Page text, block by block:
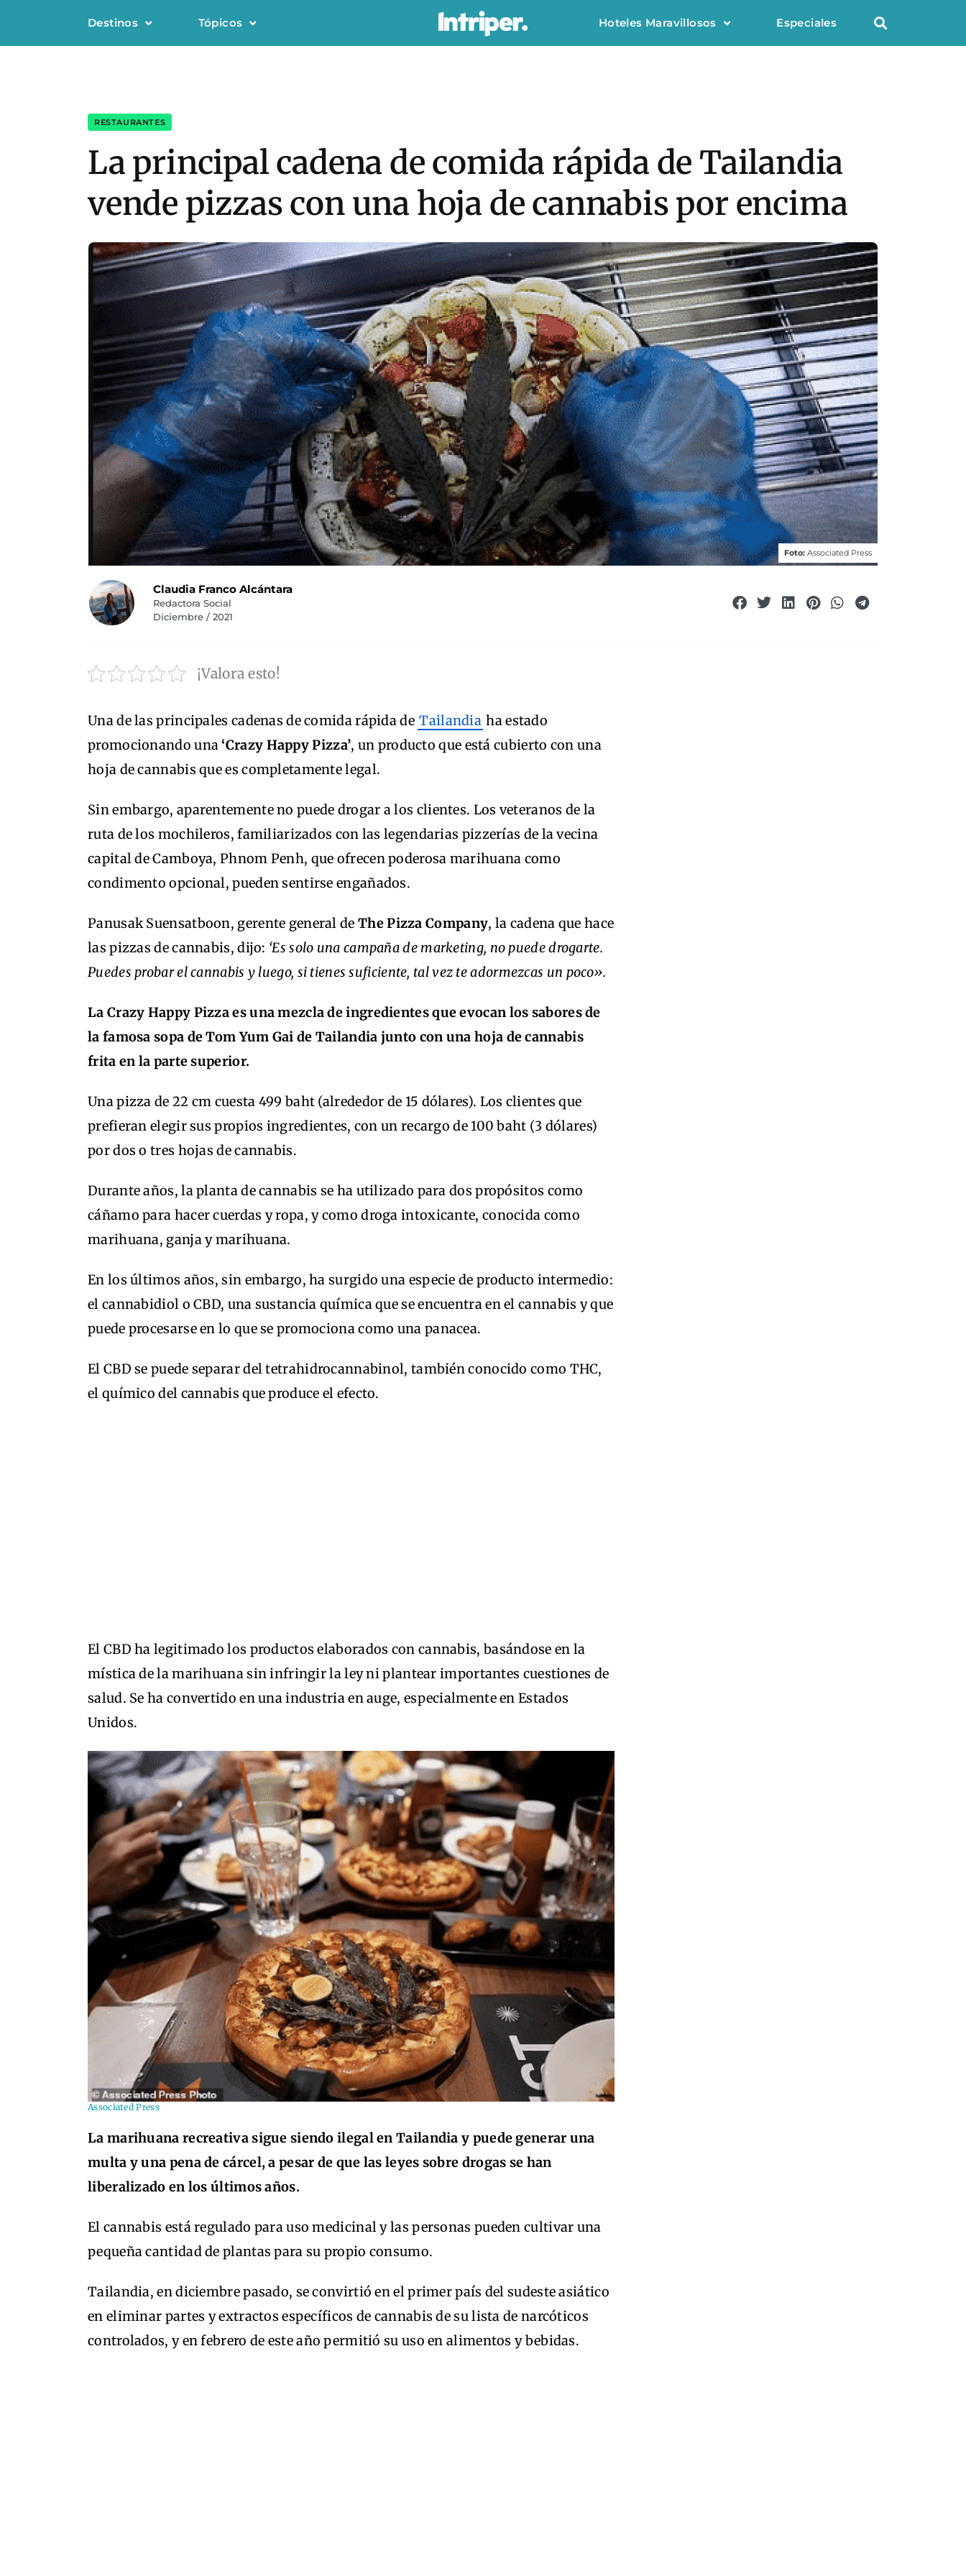
Destinos Tópicos Hoteles Maravillosos Especiales
RESTAURANTES
La principal cadena de comida rápida de Tailandia
vende pizzas con una hoja de cannabis por encima
Foto: Associated Press
Claudia Franco Alcántara
Redactora Social
Diciembre / 2021
¡Valora esto!
Una de las principales cadenas de comida rápida de Tailandia ha estado
promocionando una ‘Crazy Happy Pizza’, un producto que está cubierto con una
hoja de cannabis que es completamente legal.
Sin embargo, aparentemente no puede drogar a los clientes. Los veteranos de la
ruta de los mochileros, familiarizados con las legendarias pizzerías de la vecina
capital de Camboya, Phnom Penh, que ofrecen poderosa marihuana como
condimento opcional, pueden sentirse engañados.
Panusak Suensatboon, gerente general de The Pizza Company, la cadena que hace
las pizzas de cannabis, dijo: ‘Es solo una campaña de marketing, no puede drogarte.
Puedes probar el cannabis y luego, si tienes suficiente, tal vez te adormezcas un poco».
La Crazy Happy Pizza es una mezcla de ingredientes que evocan los sabores de
la famosa sopa de Tom Yum Gai de Tailandia junto con una hoja de cannabis
frita en la parte superior.
Una pizza de 22 cm cuesta 499 baht (alrededor de 15 dólares). Los clientes que
prefieran elegir sus propios ingredientes, con un recargo de 100 baht (3 dólares)
por dos o tres hojas de cannabis.
Durante años, la planta de cannabis se ha utilizado para dos propósitos como
cáñamo para hacer cuerdas y ropa, y como droga intoxicante, conocida como
marihuana, ganja y marihuana.
En los últimos años, sin embargo, ha surgido una especie de producto intermedio:
el cannabidiol o CBD, una sustancia química que se encuentra en el cannabis y que
puede procesarse en lo que se promociona como una panacea.
El CBD se puede separar del tetrahidrocannabinol, también conocido como THC,
el químico del cannabis que produce el efecto.
El CBD ha legitimado los productos elaborados con cannabis, basándose en la
mística de la marihuana sin infringir la ley ni plantear importantes cuestiones de
salud. Se ha convertido en una industria en auge, especialmente en Estados
Unidos.
Associated Press
La marihuana recreativa sigue siendo ilegal en Tailandia y puede generar una
multa y una pena de cárcel, a pesar de que las leyes sobre drogas se han
liberalizado en los últimos años.
El cannabis está regulado para uso medicinal y las personas pueden cultivar una
pequeña cantidad de plantas para su propio consumo.
Tailandia, en diciembre pasado, se convirtió en el primer país del sudeste asiático
en eliminar partes y extractos específicos de cannabis de su lista de narcóticos
controlados, y en febrero de este año permitió su uso en alimentos y bebidas.